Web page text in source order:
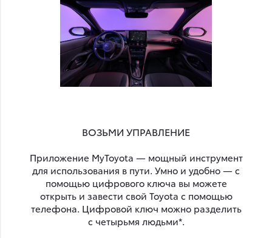
ВОЗЬМИ УПРАВЛЕНИЕ
Приложение MyToyota — мощный инструмент
для использования в пути. Умно и удобно — с
помощью цифрового ключа вы можете
открыть и завести свой Toyota с помощью
телефона. Цифровой ключ можно разделить
с четырьмя людьми*.